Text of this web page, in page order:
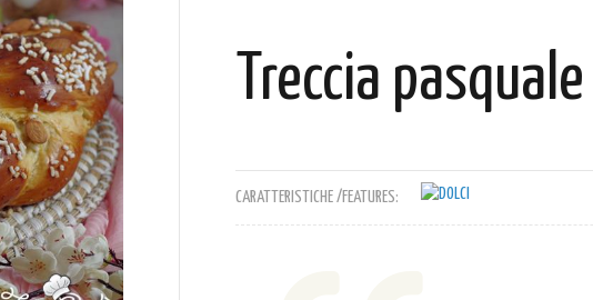
Treccia
CARATTERISTICHE /FEATURES: